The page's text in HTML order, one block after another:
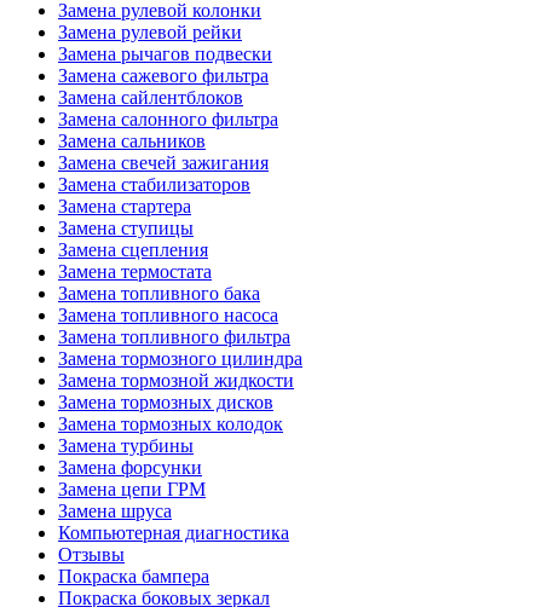
Замена рулевой колонки
Замена рулевой рейки
Замена рычагов подвески
Замена сажевого фильтра
Замена сайлентблоков
Замена салонного фильтра
Замена сальников
Замена свечей зажигания
Замена стабилизаторов
Замена стартера
Замена ступицы
Замена сцепления
Замена термостата
Замена топливного бака
Замена топливного насоса
Замена топливного фильтра
Замена тормозного цилиндра
Замена тормозной жидкости
Замена тормозных дисков
Замена тормозных колодок
Замена турбины
Замена форсунки
Замена цепи ГРМ
Замена шруса
Компьютерная диагностика
Отзывы
Покраска бампера
Покраска боковых зеркал